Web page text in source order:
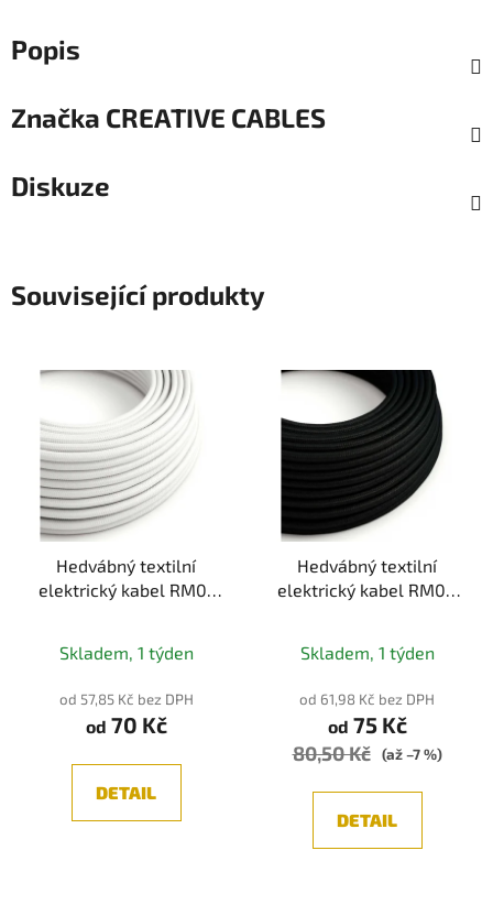
Popis
Značka CREATIVE CABLES
Diskuze
Související produkty
Hedvábný textilní
elektrický kabel RM01
Skladem, 1 týden
od 57,85 Kč bez DPH
od 70 Kč
DETAIL
Hedvábný textilní
elektrický kabel RM04
Skladem, 1 týden
od 61,98 Kč bez DPH
od 75 Kč
80,50 Kč (až –7 %)
DETAIL